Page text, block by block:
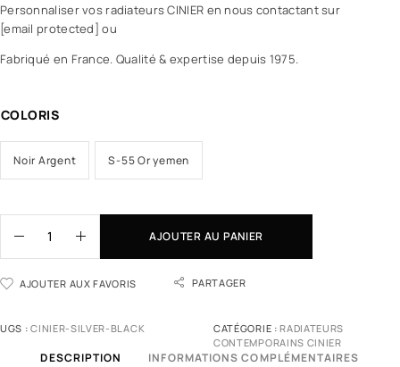
Personnaliser vos radiateurs CINIER en nous contactant sur
[email protected] ou
Fabriqué en France. Qualité & expertise depuis 1975.
COLORIS
Noir Argent S-55 Or yemen
AJOUTER AU PANIER
AJOUTER AUX FAVORIS PARTAGER
UGS :CINIER-SILVER-BLACK CATÉGORIE :RADIATEURS
CONTEMPORAINS CINIER
DESCRIPTION INFORMATIONS COMPLÉMENTAIRES